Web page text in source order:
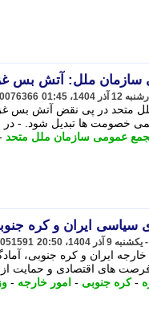
ملل: آتش بس غزه
متحد در پی نقض آتش بس
خصومت ها تبدیل شود. - در
عمومی سازمان ملل متحد
ایران و کره
خارجه ایران و کره جنوبی،
های اقتصادی و حمایت از
-کره جنوبی - امور خارجه -